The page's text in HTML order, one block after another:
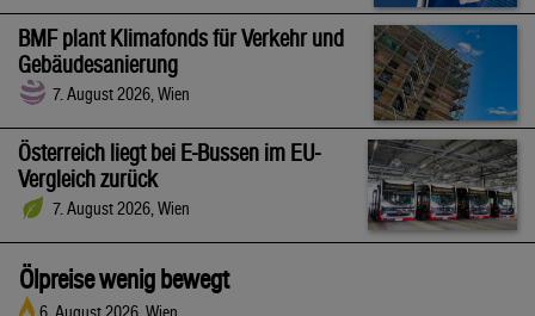
BMF plant Klimafonds für Verkehr und
Gebäudesanierung
7. August 2026, Wien
Österreich liegt bei E-Bussen im EU-
Vergleich zurück
7. August 2026, Wien
Ölpreise wenig bewegt